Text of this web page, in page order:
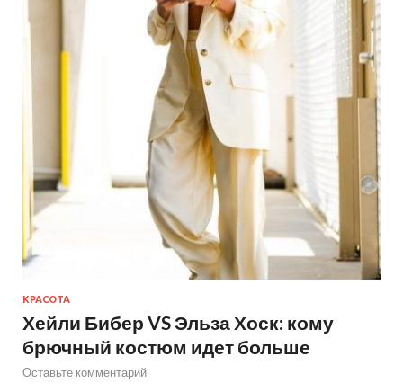
КРАСОТА
Хейли Бибер VS Эльза Хоск: кому
брючный костюм идет больше
Оставьте комментарий